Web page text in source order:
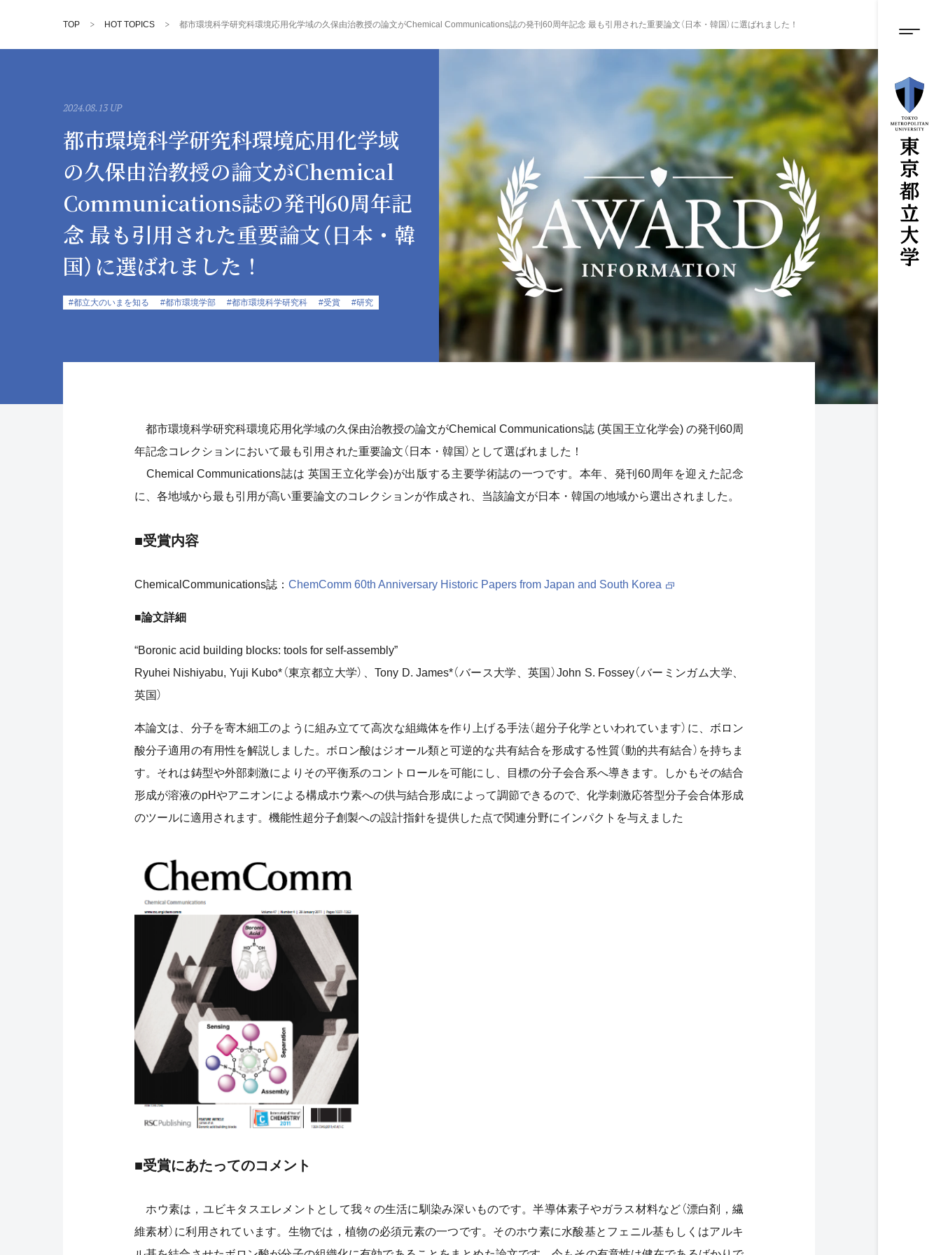
ン
ン
ツ
に
ス
キ
ッ
プ
メニ
TOP HOT TOPICS 都市環境科学研究科環境応用化学域の久保由治教授の論文がChemical Communications誌の発刊60周年記念 最も引用された重要論文（日本・韓国）に選ばれました！
2024.08.13 UP
都市環境科学研究科環境応用化学域
の久保由治教授の論文がChemical
Communications誌の発刊60周年記
念 最も引用された重要論文（日本・韓
国）に選ばれました！
#都立大のいまを知る #都市環境学部 #都市環境科学研究科 #受賞 #研究
都市環境科学研究科環境応用化学域の久保由治教授の論文がChemical Communications誌 (英国王立化学会) の発刊60周
年記念コレクションにおいて最も引用された重要論文（日本・韓国）として選ばれました！
Chemical Communications誌は 英国王立化学会)が出版する主要学術誌の一つです。本年、発刊60周年を迎えた記念
に、各地域から最も引用が高い重要論文のコレクションが作成され、当該論文が日本・韓国の地域から選出されました。
■受賞内容
ChemicalCommunications誌： ChemComm 60th Anniversary Historic Papers from Japan and South Korea
■論文詳細
“Boronic acid building blocks: tools for self-assembly”
Ryuhei Nishiyabu, Yuji Kubo*（東京都立大学）、Tony D. James*（バース大学、英国）John S. Fossey（バーミンガム大学、
英国）
本論文は、分子を寄木細工のように組み立てて高次な組織体を作り上げる手法（超分子化学といわれています）に、ボロン
酸分子適用の有用性を解説しました。ボロン酸はジオール類と可逆的な共有結合を形成する性質（動的共有結合）を持ちま
す。それは鋳型や外部刺激によりその平衡系のコントロールを可能にし、目標の分子会合系へ導きます。しかもその結合
形成が溶液のpHやアニオンによる構成ホウ素への供与結合形成によって調節できるので、化学刺激応答型分子会合体形成
のツールに適用されます。機能性超分子創製への設計指針を提供した点で関連分野にインパクトを与えました
■受賞にあたってのコメント
ホウ素は，ユビキタスエレメントとして我々の生活に馴染み深いものです。半導体素子やガラス材料など（漂白剤，繊
維素材）に利用されています。生物では，植物の必須元素の一つです。そのホウ素に水酸基とフェニル基もしくはアルキ